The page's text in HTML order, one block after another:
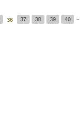
36 37 38 39 40